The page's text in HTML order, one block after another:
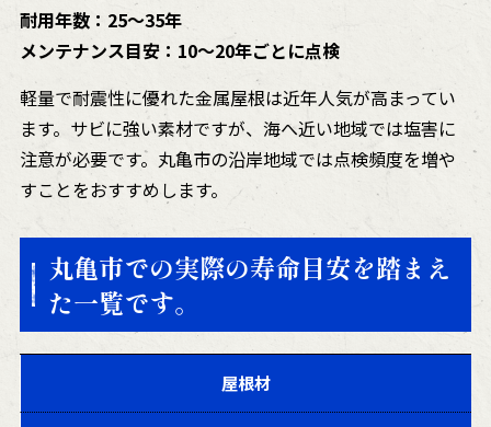
耐用年数：25〜35年
メンテナンス目安：10〜20年ごとに点検
軽量で耐震性に優れた金属屋根は近年人気が高まってい
ます。サビに強い素材ですが、海へ近い地域では塩害に
注意が必要です。丸亀市の沿岸地域では点検頻度を増や
すことをおすすめします。
丸亀市での実際の寿命目安を踏まえ
た一覧です。
屋根材